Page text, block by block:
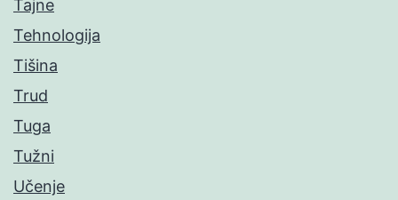
Tajne
Tehnologija
Tišina
Trud
Tuga
Tužni
Učenje